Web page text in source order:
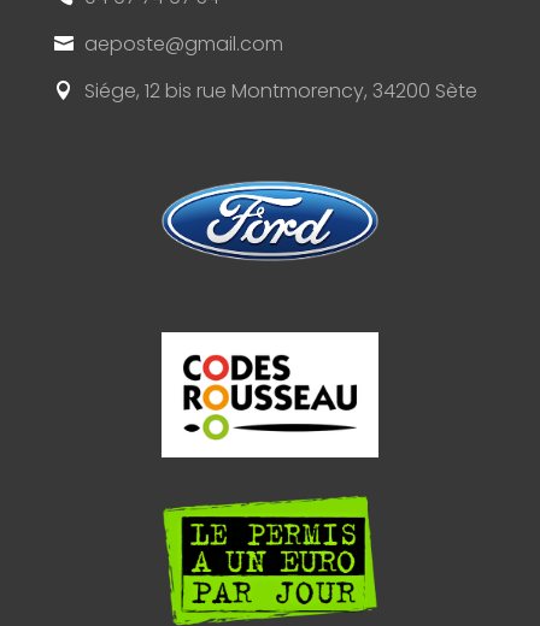
 aeposte@gmail.com
 Siége, 12 bis rue Montmorency, 34200 Sète